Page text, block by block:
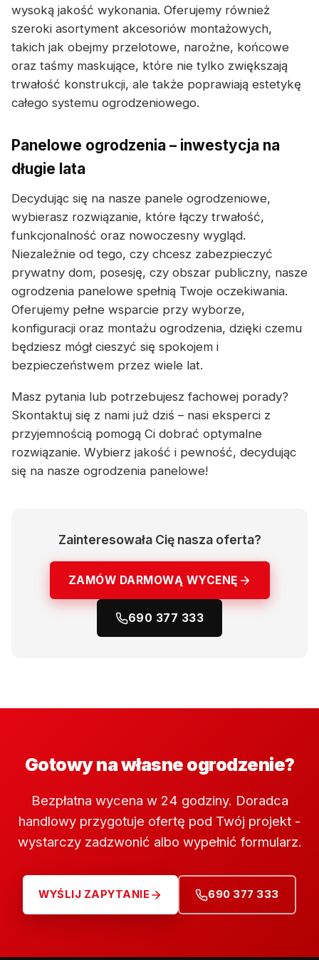
wysoką jakość wykonania. Oferujemy również
szeroki asortyment akcesoriów montażowych,
takich jak obejmy przelotowe, narożne, końcowe
oraz taśmy maskujące, które nie tylko zwiększają
trwałość konstrukcji, ale także poprawiają estetykę
całego systemu ogrodzeniowego.
Panelowe ogrodzenia – inwestycja na
długie lata
Decydując się na nasze panele ogrodzeniowe,
wybierasz rozwiązanie, które łączy trwałość,
funkcjonalność oraz nowoczesny wygląd.
Niezależnie od tego, czy chcesz zabezpieczyć
prywatny dom, posesję, czy obszar publiczny, nasze
ogrodzenia panelowe spełnią Twoje oczekiwania.
Oferujemy pełne wsparcie przy wyborze,
konfiguracji oraz montażu ogrodzenia, dzięki czemu
będziesz mógł cieszyć się spokojem i
bezpieczeństwem przez wiele lat.
Masz pytania lub potrzebujesz fachowej porady?
Skontaktuj się z nami już dziś – nasi eksperci z
przyjemnością pomogą Ci dobrać optymalne
rozwiązanie. Wybierz jakość i pewność, decydując
się na nasze ogrodzenia panelowe!
Zainteresowała Cię nasza oferta?
ZAMÓW DARMOWĄ WYCENĘ
690 377 333
Gotowy na własne ogrodzenie?
Bezpłatna wycena w 24 godziny. Doradca
handlowy przygotuje ofertę pod Twój projekt -
wystarczy zadzwonić albo wypełnić formularz.
WYŚLIJ ZAPYTANIE 690 377 333